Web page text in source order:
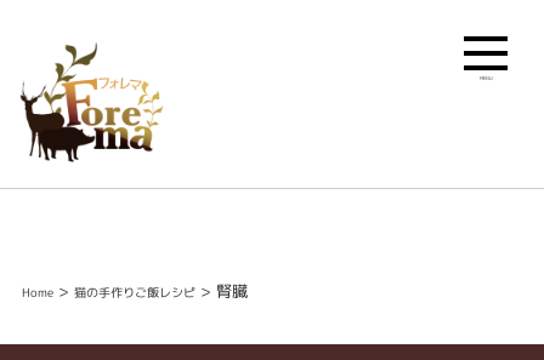
Home> 猫の手作りご飯レシピ> 腎臓
MENU